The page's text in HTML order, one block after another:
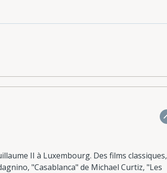
II à Luxembourg. Des films classiques,
"Casablanca" de Michael Curtiz, "Les